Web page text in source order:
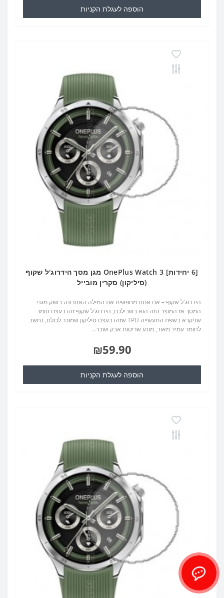
הוספה לעגלת הקניות
[6 יחידות] OnePlus Watch 3 מגן מסך הידרוג'ל שקוף
(סיליקון) סקרין מובייל
הידרוג'ל שקוף – אם אתם מחפשים את המילה האחרונה בשוק מגני
המסך אז המוצר הזה הוא בשבילכם, הידרוג'ל שקוף זהו בעצם חומר
שניקרא בשפת התעשייה TPU שזהו בעצם סיליקון שמוכר לכולם, נחשב
לחומר עמיד מאוד, מונע שריטות אבק ושבר...
₪59.90
הוספה לעגלת הקניות